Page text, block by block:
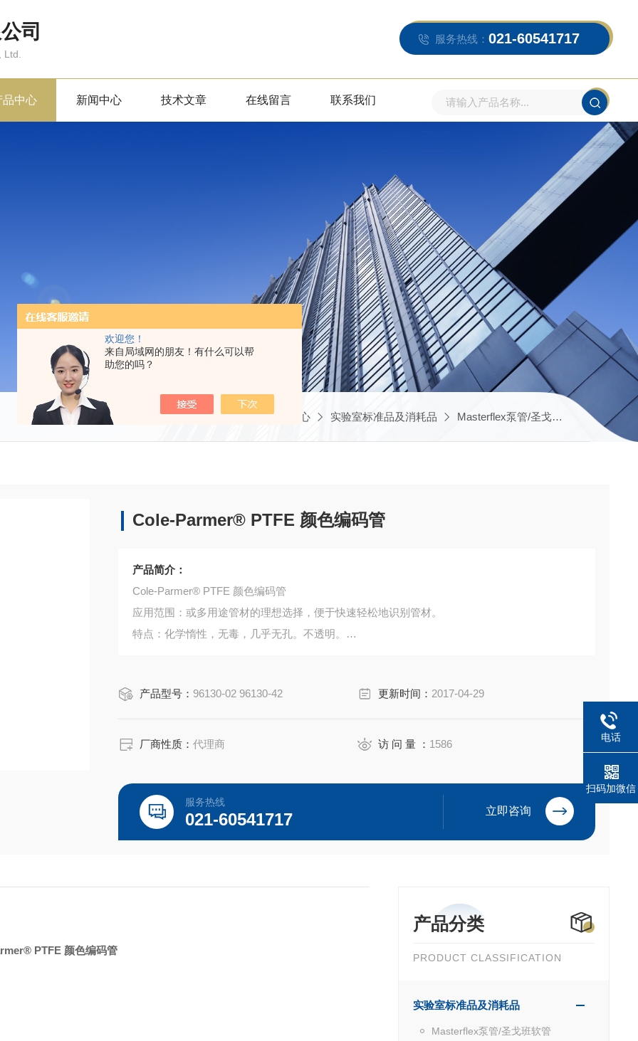
欢迎您！
来自局域网的朋友！有什么可以帮
助您的吗？
司 服务热线： 021-60541717
品中心 新闻中心 技术文章 在线留言 联系我们
当前位置：首页 产品中心 实验室标准品及消耗品 Masterflex泵管/圣戈班软管
Cole-Parmer® PTFE 颜色编码管
产品简介：
Cole-Parmer® PTFE 颜色编码管
应用范围：或多用途管材的理想选择，便于快速轻松地识别管材。
特点：化学惰性，无毒，几乎无孔。不透明。
灭菌：高压灭菌器、环氧乙烷或干热灭菌。
产品型号： 96130-02 96130-42 更新时间： 2017-04-29
厂商性质：代理商 访 问 量 ： 1586
服务热线
021-60541717 立即咨询
产品分类
PRODUCT CLASSIFICATION
实验室标准品及消耗品
Masterflex泵管/圣戈班软管
PTFE 颜色编码管
电话
扫码加微信